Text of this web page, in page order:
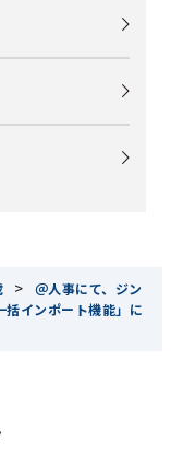
>
＠人事にて、ジン
括インポート機能」に